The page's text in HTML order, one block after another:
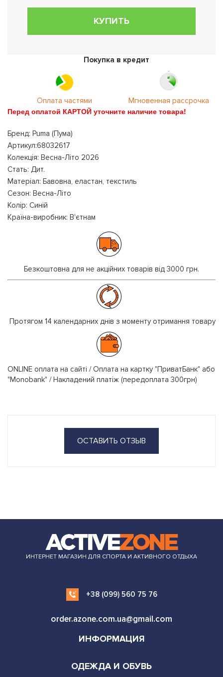
КУПИТЬ
Покупка в кредит
Оплата частями Мгновенная рассрочка
Перед оплатой КАРТОЙ уточните наличие товара!
Бренд: Puma (Пума)
Артикул:68032617
Колекція: Весна-Літо 2026
Стать: Дит.
Матеріал: Бавовна, еластан, текстиль
Сезон: Весна-Літо
Колір: Синій
Країна-виробник: В'єтнам
Безкоштовна для не акційних товарів від 3000 грн.
Протягом 14 календарних днів з моменту отримання товару
ONLINE оплата на сайті / Оплата на картку "ПриватБанк" або
"Monobank" / Накладений платіж (передоплата 300грн)
ОСТАВИТЬ ОТЗЫВ
ИНТЕРНЕТ МАГАЗИН ДЛЯ СПОРТА И АКТИВНОГО ОТДЫХА
+38 (099) 560 75 76
order.azone.com.ua@gmail.com
ИНФОРМАЦИЯ
ОДЕЖДА И ОБУВЬ